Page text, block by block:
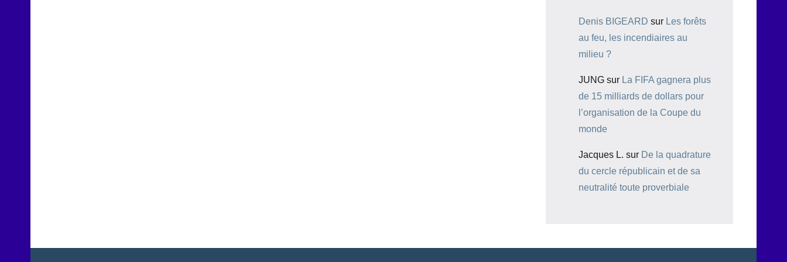
Denis BIGEARD sur Les forêts
au feu, les incendiaires au
milieu ?
JUNG sur La FIFA gagnera plus
de 15 milliards de dollars pour
l’organisation de la Coupe du
monde
Jacques L. sur De la quadrature
du cercle républicain et de sa
neutralité toute proverbiale